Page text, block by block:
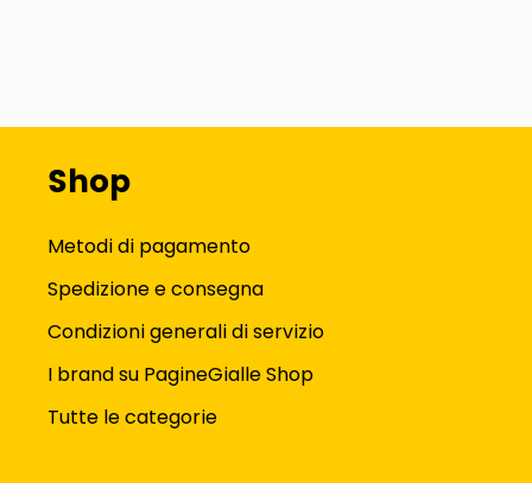
Shop
Metodi di pagamento
Spedizione e consegna
Condizioni generali di servizio
I brand su PagineGialle Shop
Tutte le categorie